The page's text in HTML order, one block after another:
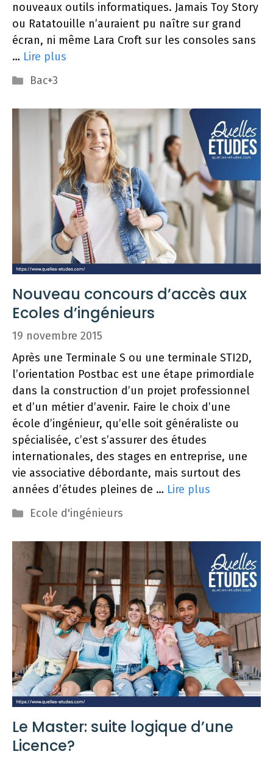
nouveaux outils informatiques. Jamais Toy Story
ou Ratatouille n’auraient pu naître sur grand
écran, ni même Lara Croft sur les consoles sans
… Lire plus
Catégories
Bac+3
Nouveau concours d’accès aux
Ecoles d’ingénieurs
19 novembre 2015
Après une Terminale S ou une terminale STI2D,
l’orientation Postbac est une étape primordiale
dans la construction d’un projet professionnel
et d’un métier d’avenir. Faire le choix d’une
école d’ingénieur, qu’elle soit généraliste ou
spécialisée, c’est s’assurer des études
internationales, des stages en entreprise, une
vie associative débordante, mais surtout des
années d’études pleines de … Lire plus
Catégories
Ecole d'ingénieurs
Le Master: suite logique d’une
Licence?